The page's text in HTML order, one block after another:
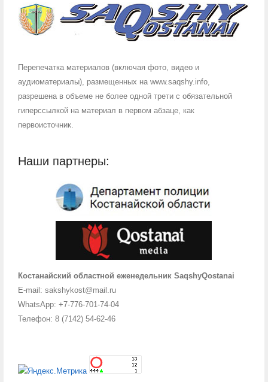
Перепечатка материалов (включая фото, видео и
аудиоматериалы), размещенных на www.saqshy.info,
разрешена в объеме не более одной трети с обязательной
гиперссылкой на материал в первом абзаце, как
первоисточник.
Наши партнеры:
Костанайский областной еженедельник SaqshyQostanai
E-mail: sakshykost@mail.ru
WhatsApp: +7-776-701-74-04
Телефон: 8 (7142) 54-62-46